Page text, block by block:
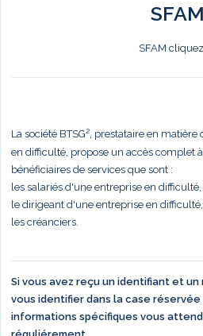
SFAM
SFAM cliquez
La société BTSG², prestataire en
en difficulté, propose un accès complet
bénéficiaires de services que sont :
les salariés d'une entreprise en difficulté,
le dirigeant d'une entreprise en difficulté,
les créanciers.
Si vous avez reçu un identifiant et
vous identifier dans la case
informations spécifiques vous